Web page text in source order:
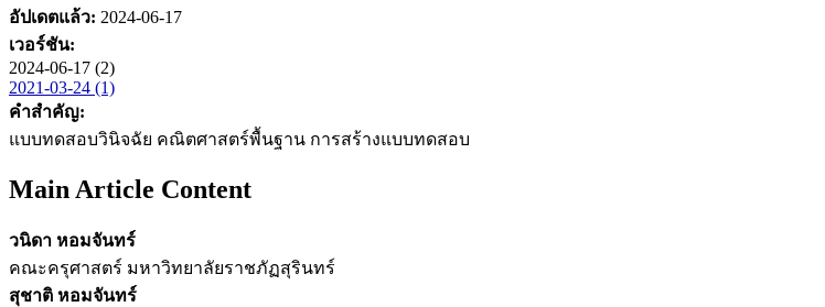
อัปเดตแล้ว: 2024-06-17
เวอร์ชัน:
2024-06-17 (2)
2021-03-24 (1)
คำสำคัญ:
แบบทดสอบวินิจฉัย คณิตศาสตร์พื้นฐาน การสร้างแบบทดสอบ
Main Article Content
วนิดา หอมจันทร์
คณะครุศาสตร์ มหาวิทยาลัยราชภัฏสุรินทร์
สุชาติ หอมจันทร์